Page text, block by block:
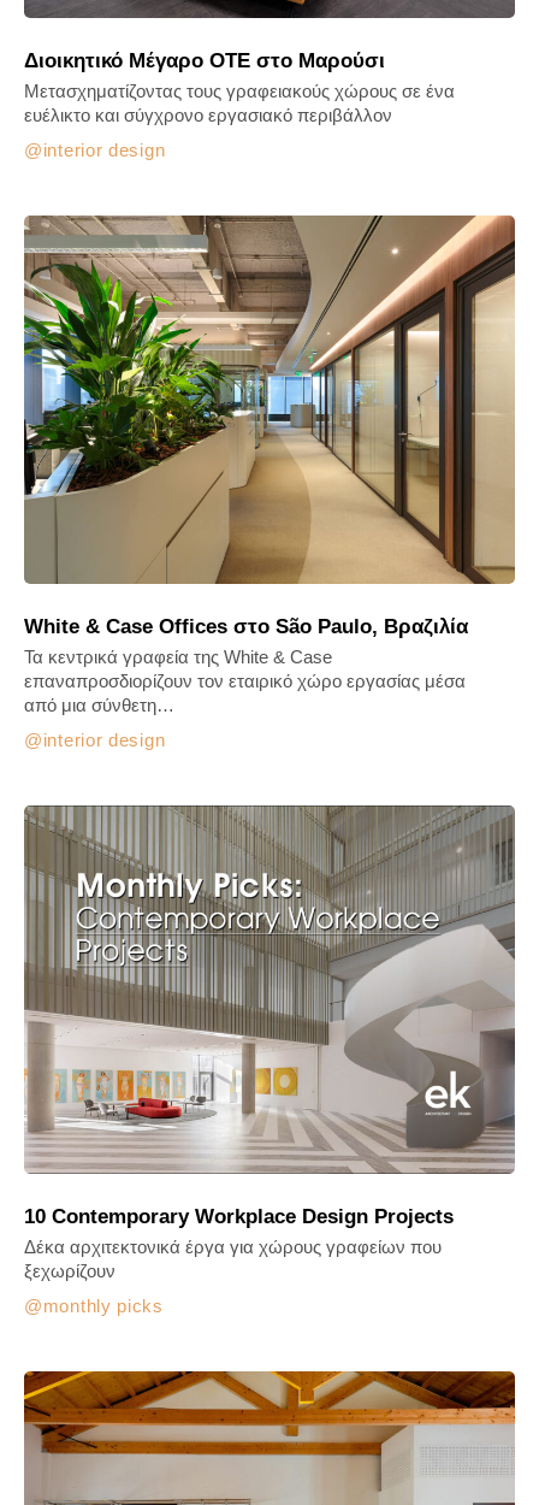
Διοικητικό Μέγαρο ΟΤΕ στο Μαρούσι
interior design
Mετασχηματίζοντας τους γραφειακούς χώρους σε ένα
ευέλικτο και σύγχρονο εργασιακό περιβάλλον
White & Case Offices στο São Paulo, Βραζιλία
interior design
Τα κεντρικά γραφεία της White & Case
επαναπροσδιορίζουν τον εταιρικό χώρο εργασίας μέσα
από μια σύνθετη…
10 Contemporary Workplace Design Projects
monthly picks
Δέκα αρχιτεκτονικά έργα για χώρους γραφείων που
ξεχωρίζουν